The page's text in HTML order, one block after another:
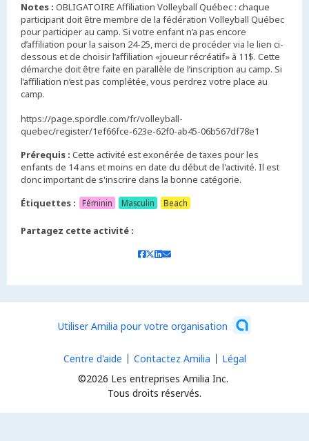
Notes : OBLIGATOIRE Affiliation Volleyball Québec : chaque
participant doit être membre de la fédération Volleyball Québec
pour participer au camp. Si votre enfant n’a pas encore
d’affiliation pour la saison 24-25, merci de procéder via le lien ci-
dessous et de choisir l’affiliation «joueur récréatif» à 11$. Cette
démarche doit être faite en parallèle de l’inscription au camp. Si
l’affiliation n’est pas complétée, vous perdrez votre place au
camp.
https://page.spordle.com/fr/volleyball-
Prérequis : Cette activité est exonérée de taxes pour les
enfants de 14 ans et moins en date du début de l'activité. Il est
Étiquettes :
Féminin Masculin Beach
Partagez cette activité :
Utiliser Amilia pour votre organisation
©2026 Les entreprises Amilia Inc.
Tous droits réservés.
Centre d'aide Contactez Amilia Légal